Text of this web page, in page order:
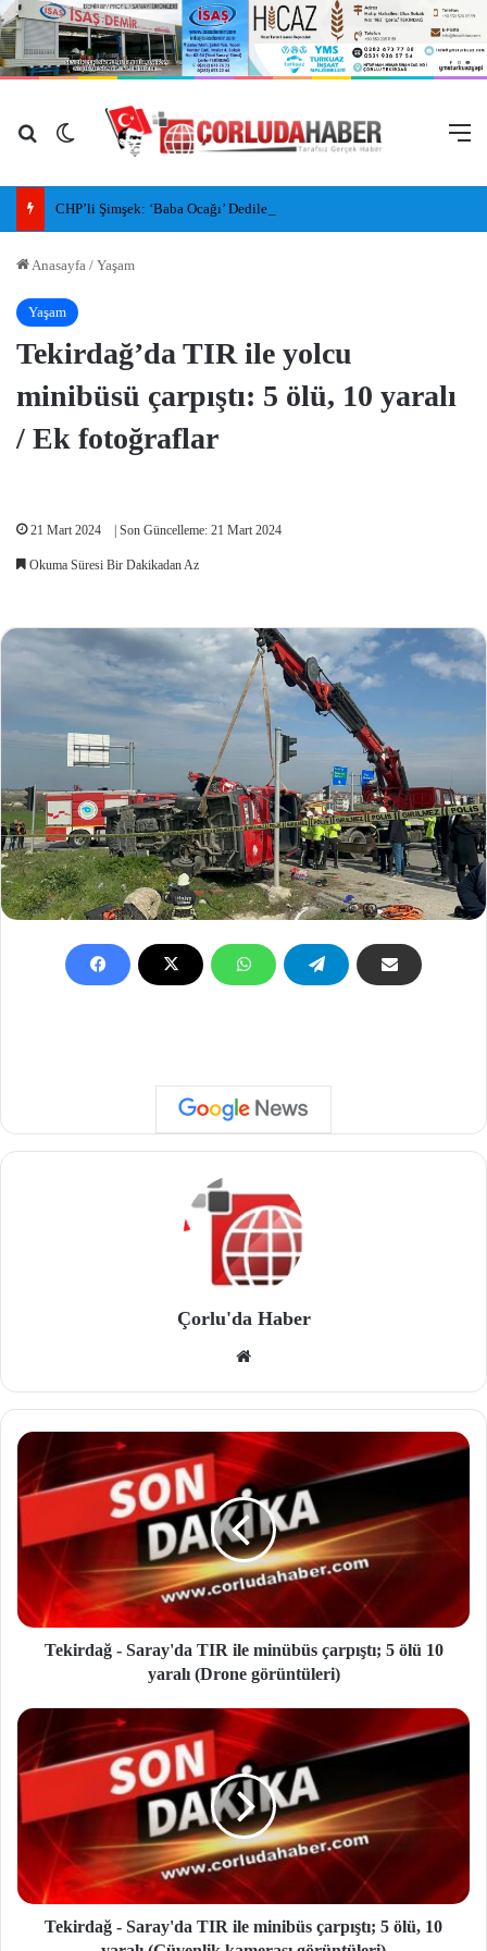
Arama yap ...
Dış görünümü değiştir
Anasayfa / Yaşam
Yaşam
Tekirdağ’da TIR ile yolcu
minibüsü çarpıştı: 5 ölü, 10 yaralı
/ Ek fotoğraflar
21 Mart 2024 | Son Güncelleme: 21 Mart 2024
Okuma Süresi Bir Dakikadan Az
Çorlu'da Haber
site
si
Tekirdağ - Saray'da TIR ile minübüs çarpıştı; 5 ölü 10
yaralı (Drone görüntüleri)
Tekirdağ - Saray'da TIR ile minibüs çarpıştı; 5 ölü, 10